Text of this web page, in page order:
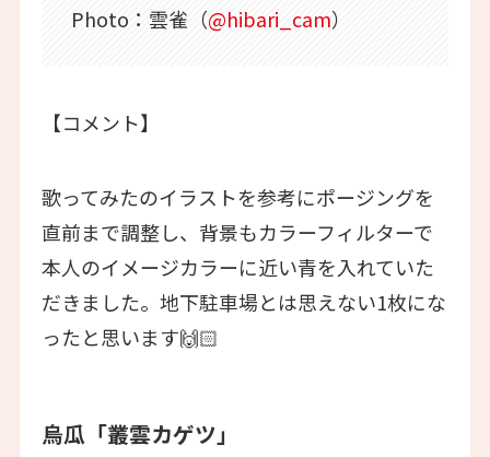
Photo：雲雀（@hibari_cam）
【コメント】
歌ってみたのイラストを参考にポージングを
直前まで調整し、背景もカラーフィルターで
本人のイメージカラーに近い青を入れていた
だきました。地下駐車場とは思えない1枚にな
ったと思います🙌🏻
烏瓜「叢雲カゲツ」